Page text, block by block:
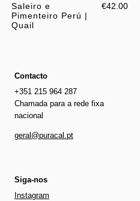
Saleiro e
Pimenteiro Perú |
Quail
€42.00
Contacto
+351 215 964 287
Chamada para a rede fixa
nacional
geral@puracal.pt
Siga-nos
Instagram